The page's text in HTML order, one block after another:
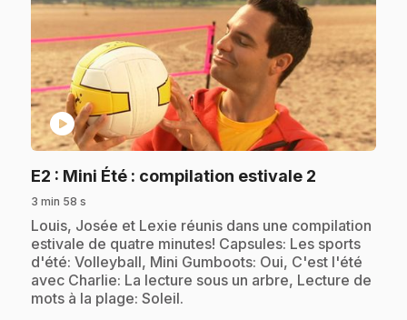
play_circle
E2 : Mini Été : compilation estivale 2
3 min 58 s
.Louis, Josée et Lexie réunis dans une compilation
estivale de quatre minutes! Capsules: Les sports
d'été: Volleyball, Mini Gumboots: Oui, C'est l'été
avec Charlie: La lecture sous un arbre, Lecture de
mots à la plage: Soleil.